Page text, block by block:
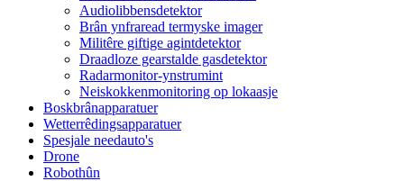
Audiolibbensdetektor
Brân ynfraread termyske imager
Militêre giftige agintdetektor
Draadloze gearstalde gasdetektor
Radarmonitor-ynstrumint
Neiskokkenmonitoring op lokaasje
Boskbrânapparatuer
Wetterrêdingsapparatuer
Spesjale needauto's
Drone
Robothûn